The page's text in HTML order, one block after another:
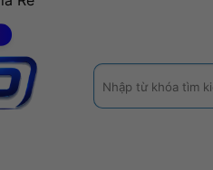
Tìm
kiếm: